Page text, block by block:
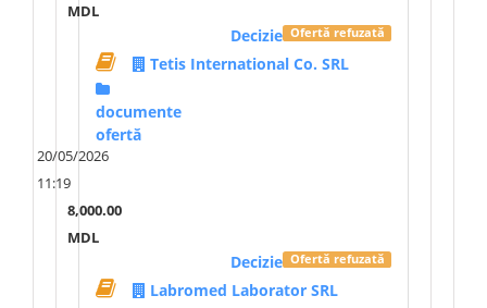
MDL
Ofertă refuzată
Decizie
Tetis International Co. SRL
documente
ofertă
20/05/2026
11:19
8,000.00
MDL
Ofertă refuzată
Decizie
Labromed Laborator SRL